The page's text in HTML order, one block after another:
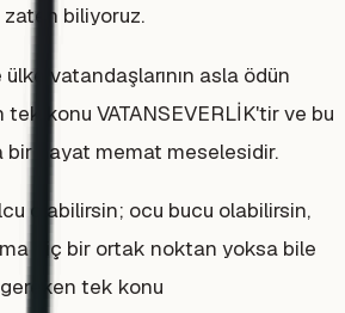
zaten biliyoruz.
vatandaşlarının asla ödün
konu VATANSEVERLİK'tir ve bu
bir hayat memat meselesidir.
olabilirsin; ocu bucu olabilirsin,
hiç bir ortak noktan yoksa bile
tek konu